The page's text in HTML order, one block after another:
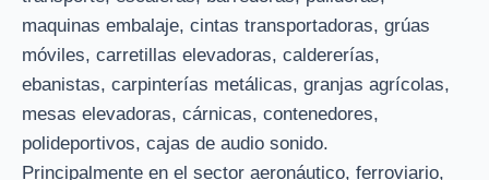
maquinas embalaje, cintas transportadoras, grúas
móviles, carretillas elevadoras, caldererías,
ebanistas, carpinterías metálicas, granjas agrícolas,
mesas elevadoras, cárnicas, contenedores,
polideportivos, cajas de audio sonido.
Principalmente en el sector aeronáutico, ferroviario,